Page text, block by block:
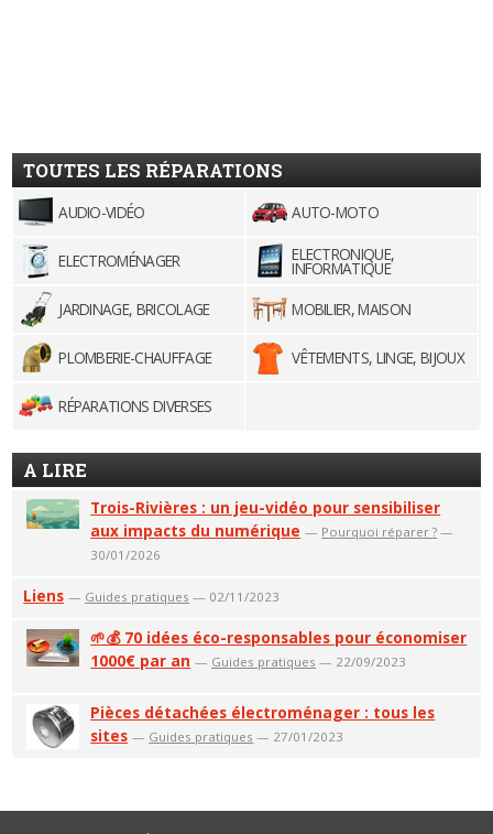
TOUTES LES RÉPARATIONS
AUDIO-VIDÉO AUTO-MOTO
ELECTROMÉNAGER ELECTRONIQUE,
INFORMATIQUE
JARDINAGE, BRICOLAGE
MOBILIER, MAISON
PLOMBERIE-CHAUFFAGE VÊTEMENTS, LINGE, BIJOUX
RÉPARATIONS DIVERSES
A LIRE
Trois-Rivières : un jeu-vidéo pour sensibiliser
aux impacts du numérique — Pourquoi réparer ? —
30/01/2026
Liens — Guides pratiques — 02/11/2023
🌱💰 70 idées éco-responsables pour économiser
1000€ par an — Guides pratiques — 22/09/2023
Pièces détachées électroménager : tous les
sites — Guides pratiques — 27/01/2023